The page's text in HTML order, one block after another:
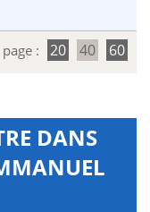
: 20 40 60
DANS